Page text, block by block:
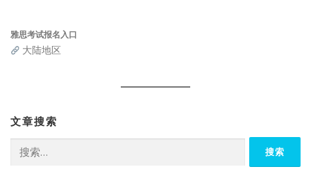
雅思考试报名入口
大陆地区
文章搜索
索：